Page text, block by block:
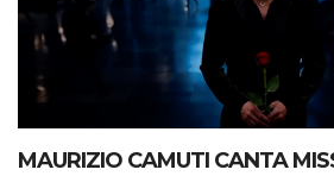
MAURIZIO CAMUTI CANTA